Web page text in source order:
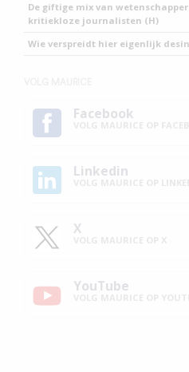
De giftige mix van
kritiekloze journalisten (H)
Wie verspreidt hier eigenlijk
Facebook
Linkedin
X
YouTube